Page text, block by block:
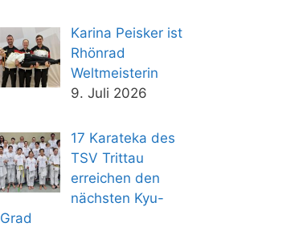
Karina Peisker ist
Rhönrad
Weltmeisterin
9. Juli 2026
17 Karateka des
TSV Trittau
erreichen den
nächsten Kyu-
Grad